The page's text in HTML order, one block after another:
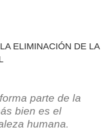
ELIMINACIÓN DE LA
parte de la
bien es el
humana.